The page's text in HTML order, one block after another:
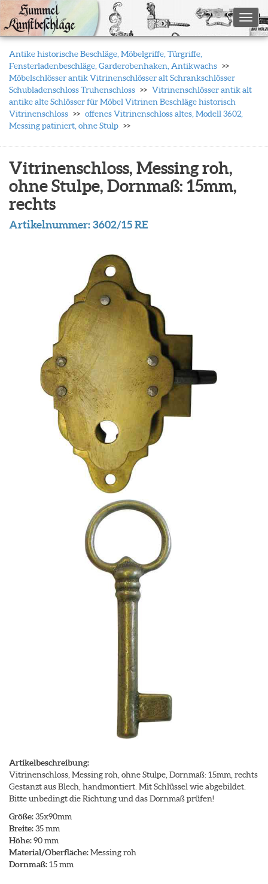
Antike historische Beschläge, Möbelgriffe, Türgriffe,
Fensterladenbeschläge, Garderobenhaken, Antikwachs
Möbelschlösser antik Vitrinenschlösser alt Schrankschlösser
Schubladenschloss Truhenschloss
Vitrinenschlösser antik alt
antike alte Schlösser für Möbel Vitrinen Beschläge historisch
Vitrinenschloss
offenes Vitrinenschloss altes, Modell 3602,
Messing patiniert, ohne Stulp
Vitrinenschloss, Messing roh,
ohne Stulpe, Dornmaß: 15mm,
rechts
Artikelnummer:3602/15 RE
Artikelbeschreibung:
Vitrinenschloss, Messing roh, ohne Stulpe, Dornmaß: 15mm, rechts
Gestanzt aus Blech, handmontiert. Mit Schlüssel wie abgebildet.
Bitte unbedingt die Richtung und das Dornmaß prüfen!
Größe:35x90mm
Breite:35 mm
Höhe:90 mm
Material/Oberfläche:Messing roh
Dornmaß:15 mm